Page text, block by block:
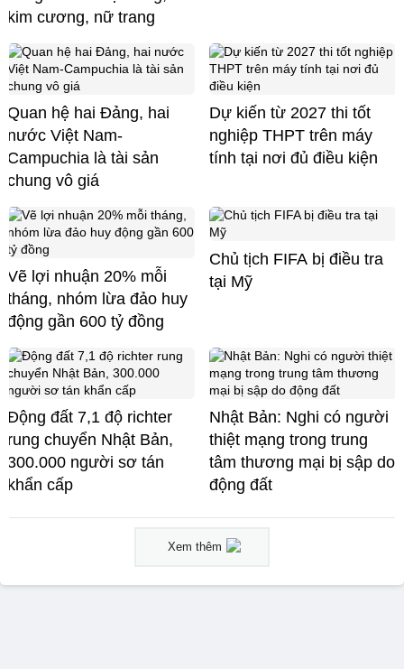
kim cương, nữ trang
Quan hệ hai Đảng, hai
nước Việt Nam-
Campuchia là tài sản
chung vô giá ​
Dự kiến từ 2027 thi tốt
nghiệp THPT trên máy
tính tại nơi đủ điều kiện
Vẽ lợi nhuận 20% mỗi
tháng, nhóm lừa đảo huy
động gần 600 tỷ đồng
Chủ tịch FIFA bị điều tra
tại Mỹ
Động đất 7,1 độ richter
rung chuyển Nhật Bản,
300.000 người sơ tán
khẩn cấp
Nhật Bản: Nghi có người
thiệt mạng trong trung
tâm thương mại bị sập do
động đất
Xem thêm